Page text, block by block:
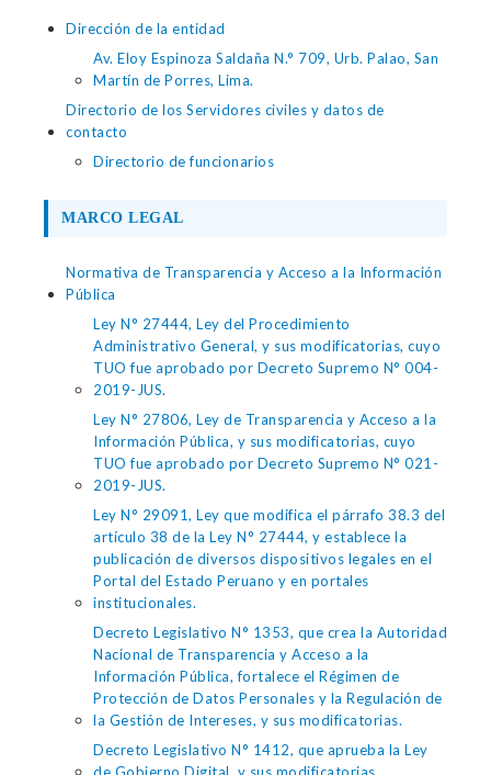
Dirección de la entidad
Av. Eloy Espinoza Saldaña N.° 709, Urb. Palao, San
Martín de Porres, Lima.
Directorio de los Servidores civiles y datos de
contacto
Directorio de funcionarios
MARCO LEGAL
Normativa de Transparencia y Acceso a la Información
Pública
Ley N° 27444, Ley del Procedimiento
Administrativo General, y sus modificatorias, cuyo
TUO fue aprobado por Decreto Supremo N° 004-
2019-JUS.
Ley N° 27806, Ley de Transparencia y Acceso a la
Información Pública, y sus modificatorias, cuyo
TUO fue aprobado por Decreto Supremo N° 021-
2019-JUS.
Ley N° 29091, Ley que modifica el párrafo 38.3 del
artículo 38 de la Ley N° 27444, y establece la
publicación de diversos dispositivos legales en el
Portal del Estado Peruano y en portales
institucionales.
Decreto Legislativo N° 1353, que crea la Autoridad
Nacional de Transparencia y Acceso a la
Información Pública, fortalece el Régimen de
Protección de Datos Personales y la Regulación de
la Gestión de Intereses, y sus modificatorias.
Decreto Legislativo N° 1412, que aprueba la Ley